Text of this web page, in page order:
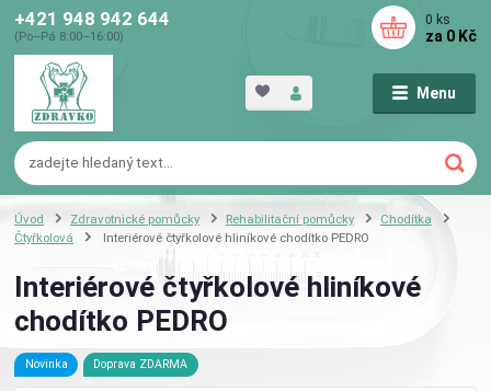
Menu
+421 948 942 644
(Po–Pá 8:00–16:00)
0 ks
za 0 Kč
Úvod Zdravotnické pomůcky Rehabilitační pomůcky
Chodítka
Čtyřkolová
Interiérové ​​čtyřkolové hliníkové chodítko PEDRO
Interiérové ​​čtyřkolové hliníkové
chodítko PEDRO
Novinka Doprava ZDARMA